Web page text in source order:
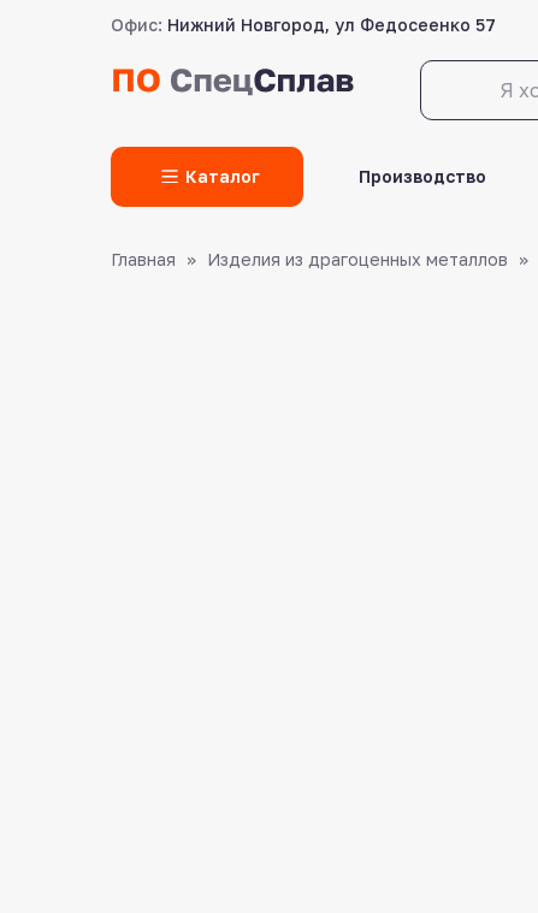
Офис: Нижний Новгород, ул Федосеенко 57
LET'S GO! Производство
Каталог
Главная Изделия из драгоценных металлов